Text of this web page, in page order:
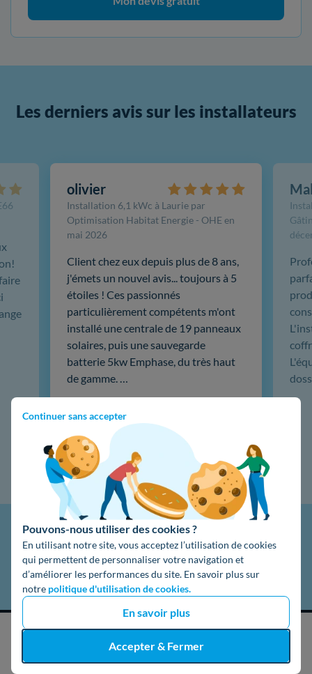
Continuer sans accepter
Pouvons-nous utiliser des cookies ?
En utilisant notre site, vous acceptez l’utilisation de cookies
qui permettent de personnaliser votre navigation et
d’améliorer les performances du site. En savoir plus sur
notre politique d'utilisation de cookies.
En savoir plus
Accepter & Fermer
J'obtiens un devis gratuit
Les derniers avis sur les installateurs
olivier
Installation 6,1 kWc à Laurie par
Optimisation Habitat Energie - OHE en
mai 2026
Client chez eux depuis plus de 8 ans,
j'émets un nouvel avis... toujours à 5
étoiles ! Ces passionnés
particulièrement compétents m'ont
installé une centrale de 19 panneaux
solaires, puis une sauvegarde
batterie 5kw Emphase, du très haut
de gamme. …
Lire la suite